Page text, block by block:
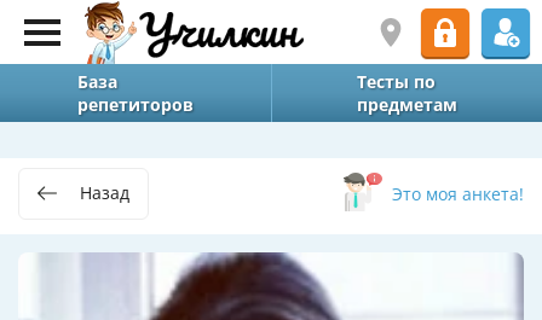
База
репетиторов
Тесты по
предметам
Назад Это моя анкета!